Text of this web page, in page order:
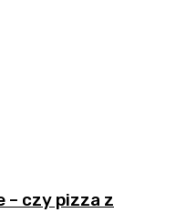
– czy pizza z